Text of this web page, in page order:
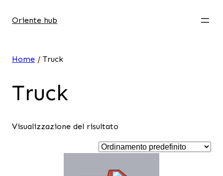
Oriente hub
Home / Truck
Truck
Visualizzazione del risultato